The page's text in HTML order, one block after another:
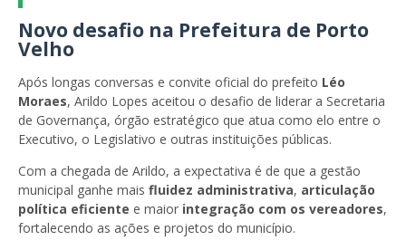
Novo desafio na Prefeitura de Porto
Velho
Após longas conversas e convite oficial do prefeito Léo
Moraes, Arildo Lopes aceitou o desafio de liderar a Secretaria
de Governança, órgão estratégico que atua como elo entre o
Executivo, o Legislativo e outras instituições públicas.
Com a chegada de Arildo, a expectativa é de que a gestão
municipal ganhe mais fluidez administrativa, articulação
política eficiente e maior integração com os vereadores,
fortalecendo as ações e projetos do município.